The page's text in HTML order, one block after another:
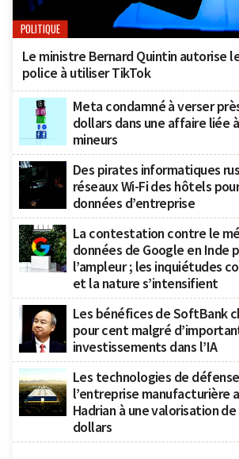
POLITIQUE
Le ministre Bernard Quintin autorise
police à utiliser TikTok
Meta condamné à verser
dollars dans une affaire liée
mineurs
Des pirates informatiques
réseaux Wi-Fi des hôtels
données d’entreprise
La contestation contre le
données de Google en Inde
l’ampleur ; les inquiétudes
et la nature s’intensifient
Les bénéfices de SoftBank
pour cent malgré
investissements dans l’IA
Les technologies de
l’entreprise manufacturière
Hadrian à une valorisation
dollars